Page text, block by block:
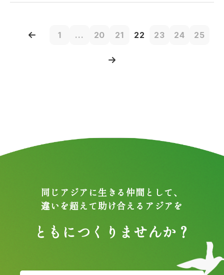
1 ... 20 21 22 23 24 25
同じアジアに生きる仲間として、
違いを超えて助け合えるアジアを
ともにつくりませんか？